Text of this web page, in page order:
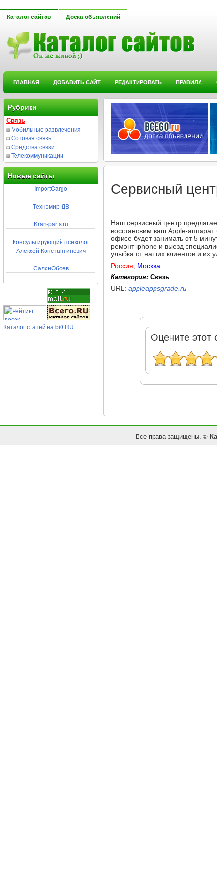
Каталог сайтов Доска объявлений
ГЛАВНАЯ ДОБАВИТЬ САЙТ РЕДАКТИРОВАТЬ ПРАВИЛА
Рубрики
Связь
Мобильные развлечения
Сотовая связь
Средства связи
Телекоммуникации
Новые сайты
ImportCargo
Техномир-ДВ
Kran-parts.ru
Консультирующий психолог
Алексей Константинович
СалонОбоев
Каталог статей на bi0.RU
Сервисный
Наш сервисный центр
восстановим ваш Apple-
офисе будет занимать от 5
ремонт iphone и выезд
улыбка от наших клиентов и их
Россия
Москва
Категория: Связь
URL: appleappsgrade.ru
Оцените этот
Все права защищены. ©